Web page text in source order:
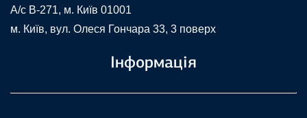
A/c В-271, м. Київ 01001
м. Київ, вул. Олеся Гончара 33, 3 поверх
Інформація